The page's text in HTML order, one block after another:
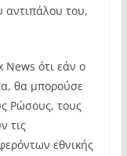
αντιπάλου του,
ότι εάν ο
θα μπορούσε
Ρώσους, τους
τις
εθνικής